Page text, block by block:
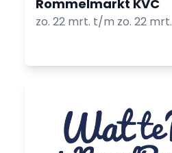
Rommelmarkt KVC
zo. 22 mrt. t/m zo. 22 mrt.